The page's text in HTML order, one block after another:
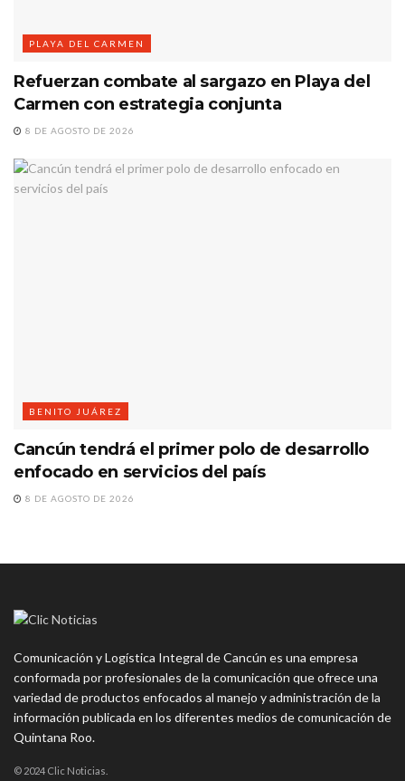
PLAYA DEL CARMEN
Refuerzan combate al sargazo en Playa del
Carmen con estrategia conjunta
8 DE AGOSTO DE 2026
BENITO JUÁREZ
Cancún tendrá el primer polo de desarrollo
enfocado en servicios del país
8 DE AGOSTO DE 2026
Comunicación y Logística Integral de Cancún es una empresa
conformada por profesionales de la comunicación que ofrece una
variedad de productos enfocados al manejo y administración de la
información publicada en los diferentes medios de comunicación de
Quintana Roo.
© 2024 Clic Noticias.